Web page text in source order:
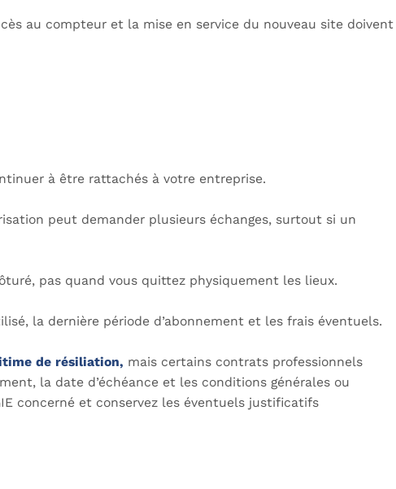
au compteur et la mise en service du nouveau site doivent
à être rattachés à votre entreprise.
peut demander plusieurs échanges, surtout si un
pas quand vous quittez physiquement les lieux.
la dernière période d’abonnement et les frais éventuels.
de résiliation, mais certains contrats professionnels
la date d’échéance et les conditions générales ou
concerné et conservez les éventuels justificatifs